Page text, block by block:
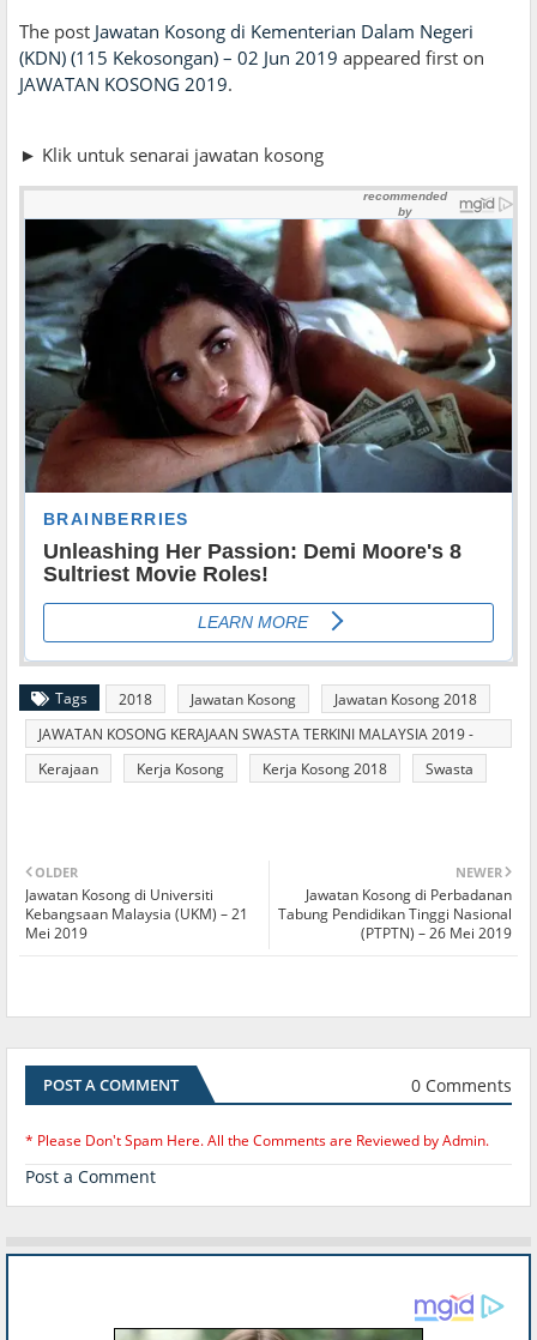
The post Jawatan Kosong di Kementerian Dalam Negeri
(KDN) (115 Kekosongan) – 02 Jun 2019 appeared first on
JAWATAN KOSONG 2019.
► Klik untuk senarai jawatan kosong
Tags 2018 Jawatan Kosong
Jawatan Kosong 2018
JAWATAN KOSONG KERAJAAN SWASTA TERKINI MALAYSIA 2019 -
2020
Kerajaan Kerja Kosong Kerja Kosong 2018 Swasta
NEWER
Jawatan Kosong di Perbadanan
Tabung Pendidikan Tinggi Nasional
(PTPTN) – 26 Mei 2019
OLDER
Jawatan Kosong di Universiti
Kebangsaan Malaysia (UKM) – 21
Mei 2019
POST A COMMENT 0 Comments
* Please Don't Spam Here. All the Comments are Reviewed by Admin.
Post a Comment